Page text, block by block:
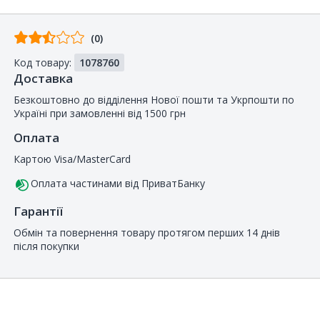
Відгуків
покупців
(0)
Код товару:
1078760
Доставка
Безкоштовно до відділення Нової пошти та Укрпошти по
Україні при замовленні від 1500 грн
Оплата
Картою Visa/MasterCard
Оплата частинами від ПриватБанку
Гарантії
Обмін та повернення товару протягом перших 14 днів
після покупки